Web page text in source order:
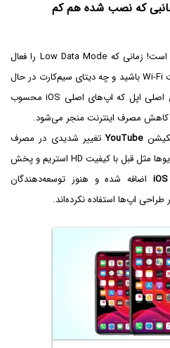
که نصب شده هم کم
متأسفانه پاسخ در اغلب موارد منفی است! زمانی که Low Data Mode را فعال
می‌کند، چه در حال استفاده از اینترنت Wi-Fi باشید و چه دیتای سیم‌کارت در حال
مصرف شدن باشد، در اپلیکیشن‌های اصلی اپل که اپ‌های اصلی iOS محسوب
کاهش مصرف اینترنت منجر می‌شود.
YouTubeتغییر شدیدی در مصرف
اینترنت نمی‌افتد و به عنوان مثال ویدیوها مثل قبل با کیفیت HD استریم و پخش
اضافه شده و هنوز توسعه‌دهندگان
طراحی اپ‌ها استفاده نکرده‌اند.